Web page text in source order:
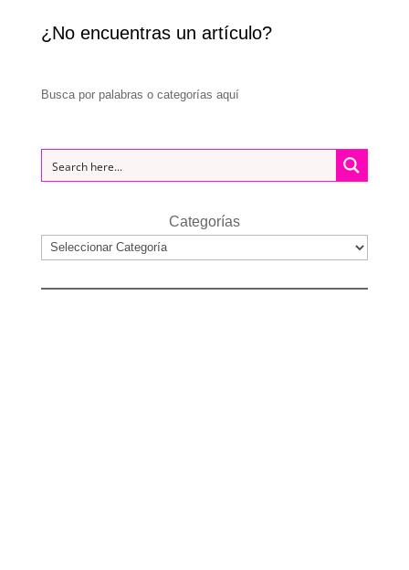
¿No encuentras un artículo?
Busca por palabras o categorías aquí
Categorías